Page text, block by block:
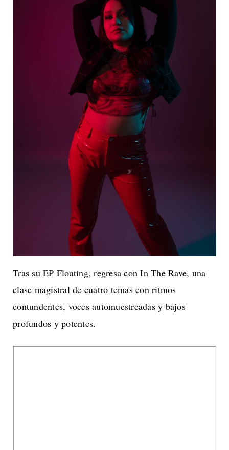
Tras su EP Floating, regresa con In The Rave, una
clase magistral de cuatro temas con ritmos
contundentes, voces automuestreadas y bajos
profundos y potentes.